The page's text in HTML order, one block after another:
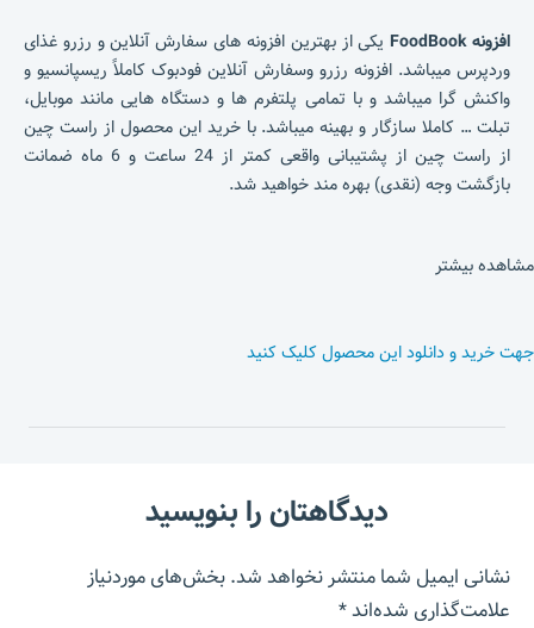
افزونه FoodBook
یکی از بهترین افزونه های سفارش آنلاین و رزرو غذای
وردپرس میباشد. افزونه رزرو وسفارش آنلاین فودبوک کاملاً ریسپانسیو و
واکنش گرا میباشد و با تمامی پلتفرم ها و دستگاه هایی مانند موبایل،
تبلت … کاملا سازگار و بهینه میباشد. با خرید این محصول از راست چین
از راست چین از پشتیبانی واقعی کمتر از 24 ساعت و 6 ماه ضمانت
بازگشت وجه (نقدی) بهره مند خواهید شد.
مشاهده بیشتر
جهت خرید و دانلود این محصول کلیک کنید
دیدگاهتان را بنویسید
نشانی ایمیل شما منتشر نخواهد شد.بخش‌های موردنیاز
علامت‌گذاری شده‌اند*